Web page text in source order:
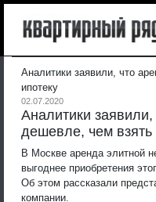
Аналитики заявили, что
ипотеку
02.07.2020
Аналитики заявили,
дешевле, чем взять
В Москве аренда элитной
выгоднее приобретения
Об этом рассказали
компании.